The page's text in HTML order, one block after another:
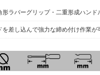
形ラバーグリップ・二重形成ハンド
を差し込んで強力な締め付け作業が